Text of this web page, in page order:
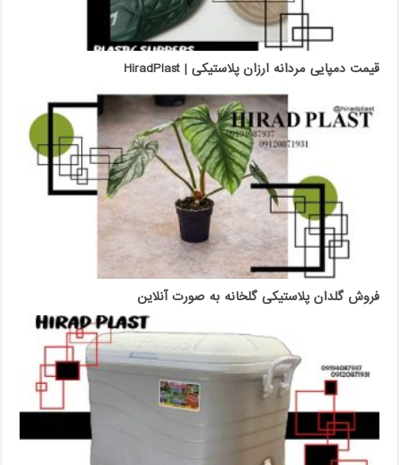
قیمت دمپایی مردانه ارزان پلاستیکی | HiradPlast
فروش گلدان پلاستیکی گلخانه به صورت آنلاین